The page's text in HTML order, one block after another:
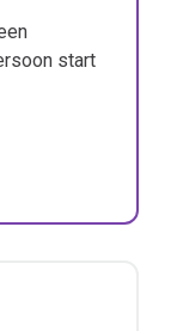
start